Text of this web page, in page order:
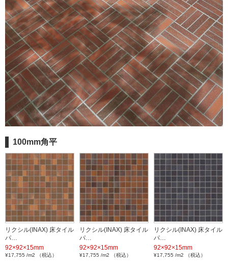
100mm角平
リクシル(INAX) 床タイル
パ…
92×92×15mm
¥17,755 /m2 （税込）
リクシル(INAX) 床タイル
パ…
92×92×15mm
¥17,755 /m2 （税込）
リクシル(INAX) 床タイル
パ…
92×92×15mm
¥17,755 /m2 （税込）